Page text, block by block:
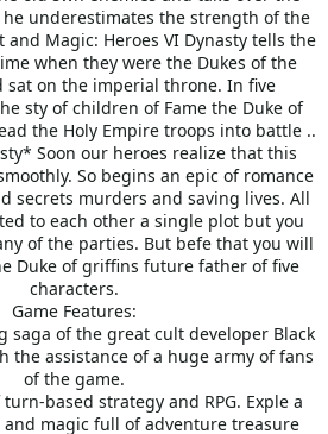
he underestimates the strength of the
Magic: Heroes VI Dynasty tells the
when they were the Dukes of the
sat on the imperial throne. In five
sty of children of Fame the Duke of
the Holy Empire troops into battle ..
Soon our heroes realize that this
So begins an epic of romance
secrets murders and saving lives. All
to each other a single plot but you
of the parties. But befe that you will
Duke of griffins future father of five
characters.
Game Features:
saga of the great cult developer Black
the assistance of a huge army of fans
of the game.
based strategy and RPG. Exple a
magic full of adventure treasure